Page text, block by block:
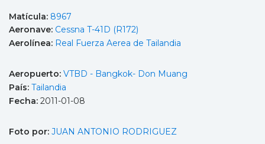
Matícula: 8967
Aeronave: Cessna T-41D (R172)
Aerolínea: Real Fuerza Aerea de Tailandia
Aeropuerto: VTBD - Bangkok- Don Muang
País: Tailandia
Fecha: 2011-01-08
Foto por: JUAN ANTONIO RODRIGUEZ